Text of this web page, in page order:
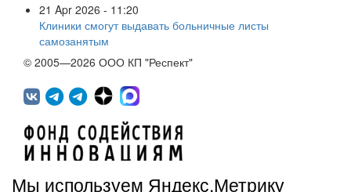
21 Apr 2026 - 11:20
Клиники смогут выдавать больничные листы
самозанятым
© 2005—2026 ООО КП "Респект"
Мы используем Яндекс.Метрику